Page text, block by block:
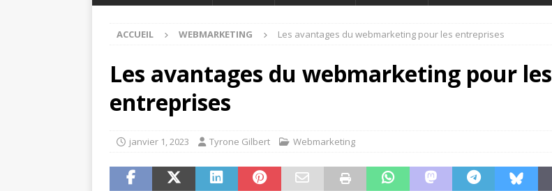
ACCUEIL WEBMARKETING Les avantages du webmarketing pour les entreprises
Les avantages du webmarketing pour les
entreprises
janvier 1, 2023 Tyrone Gilbert Webmarketing